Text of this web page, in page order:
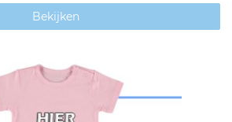
Bekijken